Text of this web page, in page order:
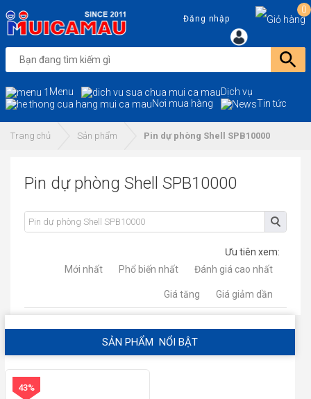
Đăng nhập
0
Menu
Dịch vụ
Nơi mua hàng
Tin tức
Trang chủ Sản phẩm Pin dự phòng Shell SPB10000
Pin dự phòng Shell SPB10000
Ưu tiên xem:
Mới nhất
Phổ biến nhất Đánh giá cao nhất
Giá tăng Giá giảm dần
SẢN PHẨM NỔI BẬT
43%